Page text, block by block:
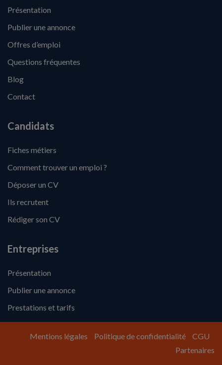
Présentation
Publier une annonce
Offres d’emploi
Questions fréquentes
Blog
Contact
Candidats
Fiches métiers
Comment trouver un emploi ?
Déposer un CV
Ils recrutent
Rédiger son CV
Entreprises
Présentation
Publier une annonce
Prestations et tarifs
Mentions légales Politique de confidentialité
CGU
Partenaires